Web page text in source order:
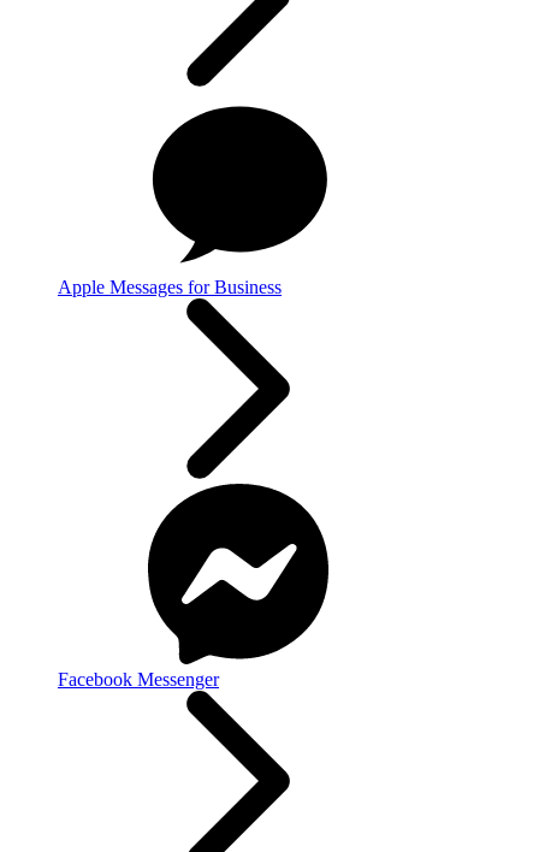
Apple Messages for Business
Facebook Messenger